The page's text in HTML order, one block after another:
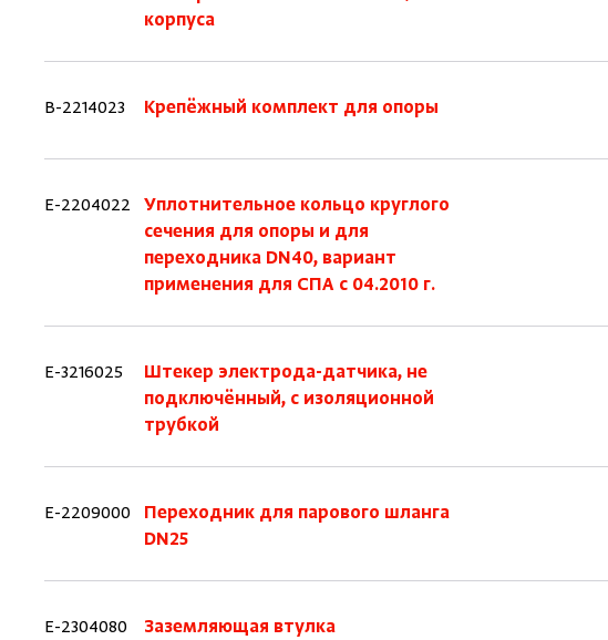
корпуса
B-2214023 Крепёжный комплект для опоры
E-2204022
Уплотнительное кольцо круглого
сечения для опоры и для
переходника DN40, вариант
применения для СПА с 04.2010 г.
E-3216025
Штекер электрода-датчика, не
подключённый, с изоляционной
трубкой
E-2209000
Переходник для парового шланга
DN25
E-2304080 Заземляющая втулка